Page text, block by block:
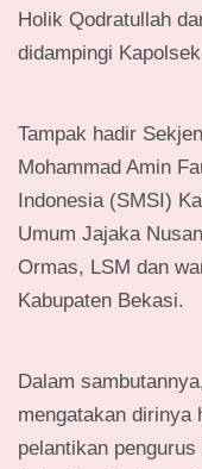
Holik Qodratullah
didampingi
Tampak hadir
Mohammad Amin
Indonesia (SMSI)
Umum Jajaka
Ormas, LSM dan
Kabupaten Bekasi.
Dalam
mengatakan dirinya
pelantikan